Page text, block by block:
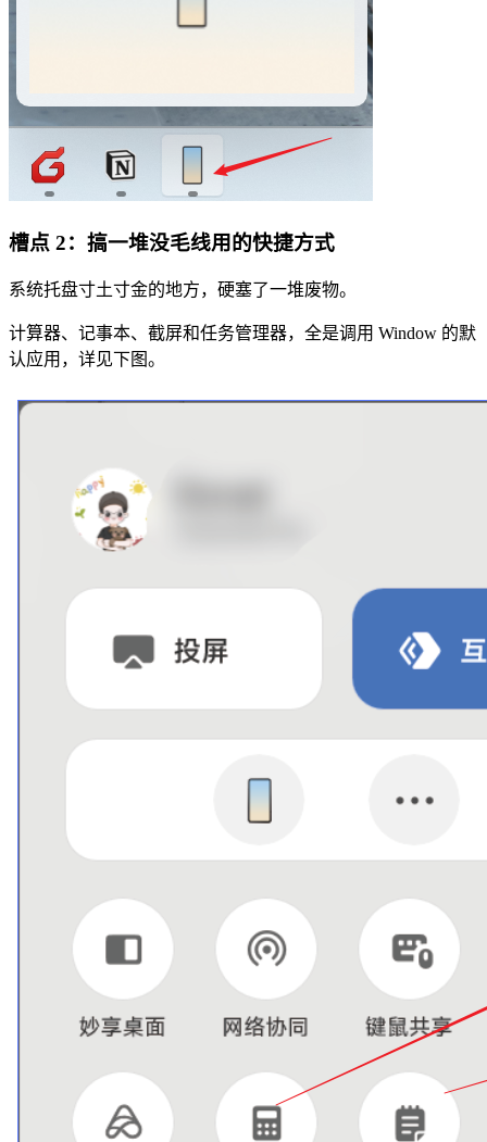
槽点 2：搞一堆没毛线用的快捷方式
系统托盘寸土寸金的地方，硬塞了一堆废物。
计算器、记事本、截屏和任务管理器，全是调用 Window 的默
认应用，详见下图。